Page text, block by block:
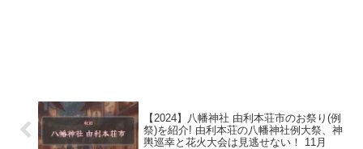
【2024】八幡神社 由利本荘市のお祭り(例
祭)を紹介! 由利本荘の八幡神社例大祭、神
輿巡幸と花火大会は見逃せない！ 11月